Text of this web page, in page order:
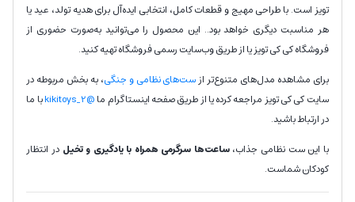
تویز است. با طراحی مهیج و قطعات کامل، انتخابی ایده‌آل برای هدیه تولد، عید یا
هر مناسبت دیگری خواهد بود.. این محصول را می‌توانید به‌صورت حضوری از
فروشگاه کی کی تویز یا از طریق وب‌سایت رسمی فروشگاه تهیه کنید.
برای مشاهده مدل‌های متنوع‌تر ازست‌های نظامی و جنگی، به بخش مربوطه در
سایت کی کی تویز مراجعه کرده یا از طریق صفحه اینستاگرام ما@kikitoys_2
با ما
در ارتباط باشید.
با این ست نظامی جذاب،ساعت‌ها سرگرمی همراه با یادگیری و تخیل در انتظار
کودکان شماست.